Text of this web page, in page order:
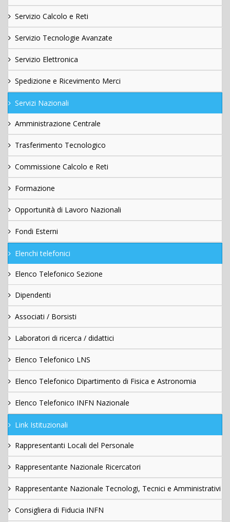
Servizio Calcolo e Reti
Servizio Tecnologie Avanzate
Servizio Elettronica
Spedizione e Ricevimento Merci
Servizi Nazionali
Amministrazione Centrale
Trasferimento Tecnologico
Commissione Calcolo e Reti
Formazione
Opportunità di Lavoro Nazionali
Fondi Esterni
Elenchi telefonici
Elenco Telefonico Sezione
Dipendenti
Associati / Borsisti
Laboratori di ricerca / didattici
Elenco Telefonico LNS
Elenco Telefonico Dipartimento di Fisica e Astronomia
Elenco Telefonico INFN Nazionale
Link Istituzionali
Rappresentanti Locali del Personale
Rappresentante Nazionale Ricercatori
Rappresentante Nazionale Tecnologi, Tecnici e Amministrativi
Consigliera di Fiducia INFN